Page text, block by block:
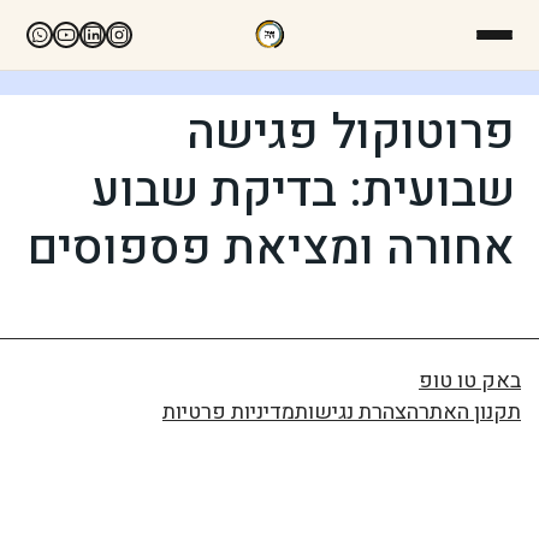
פרוטוקול פגישה
שבועית: בדיקת שבוע
אחורה ומציאת פספוסים
באק טו טופ
תקנון האתרהצהרת נגישותמדיניות פרטיות